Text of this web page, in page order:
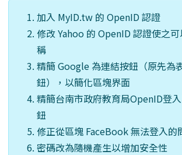
加入 MyID.tw 的 OpenID 認證
修改 Yahoo 的 OpenID 認證使之
稱
精簡 Google 為連結按鈕（原先為
鈕），以簡化區塊界面
精簡台南市政府教育局OpenID登
鈕
修正從區塊 FaceBook 無法登入的
密碼改為隨機產生以增加安全性